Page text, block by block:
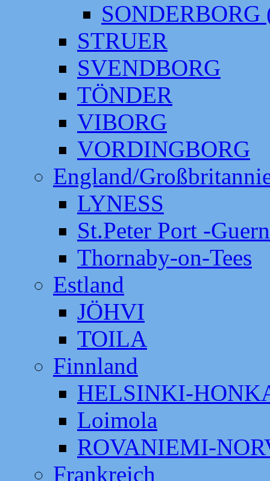
SONDERBORG
STRUER
SVENDBORG
TÖNDER
VIBORG
VORDINGBORG
England/
LYNESS
St.Peter Port -
Thornaby-on-Tees
Estland
JÖHVI
TOILA
Finnland
HELSINKI-
Loimola
ROVANIEMI-
Frankreich